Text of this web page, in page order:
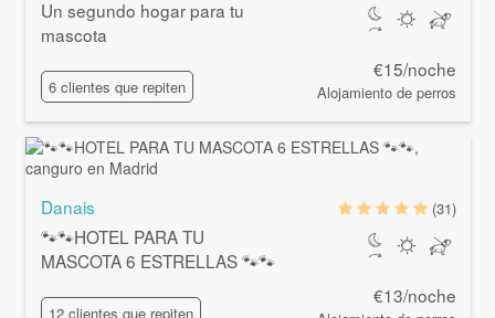
Un segundo hogar para tu
mascota
6 clientes que repiten
€15/noche
Alojamiento de perros
Danais
🐾🐾HOTEL PARA TU
MASCOTA 6 ESTRELLAS 🐾🐾
12 clientes que repiten
(31)
€13/noche